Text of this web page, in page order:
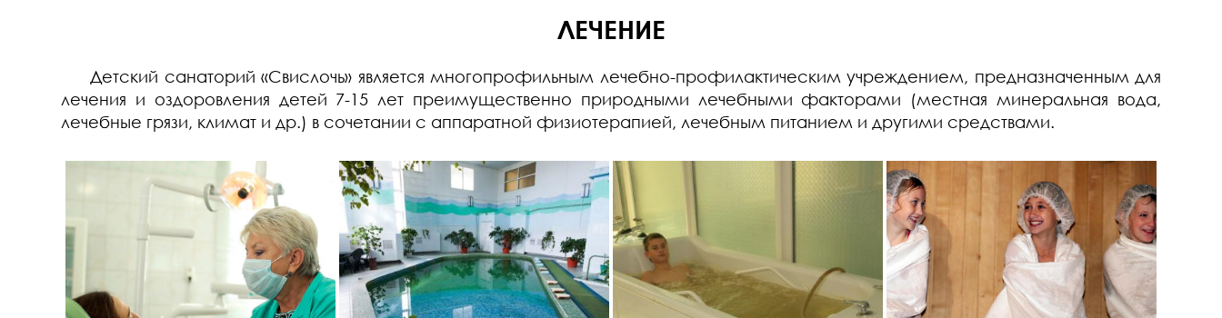
ЛЕЧЕНИЕ
Детский санаторий «Свислочь» является многопрофильным лечебно-профилактическим учреждением, предназначенным для
лечения и оздоровления детей 7-15 лет преимущественно природными лечебными факторами (местная минеральная вода,
лечебные грязи, климат и др.) в сочетании с аппаратной физиотерапией, лечебным питанием и другими средствами.